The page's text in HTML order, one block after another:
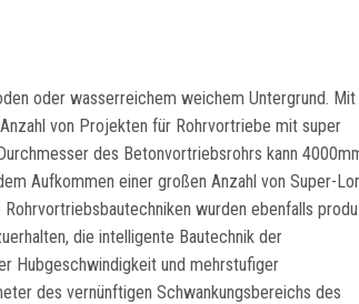
oder wasserreichem weichem Untergrund.
von Projekten für Rohrvortriebe mit super
des Betonvortriebsrohrs kann
Aufkommen einer großen Anzahl von Super-
wurden ebenfalls
die intelligente Bautechnik der
Hubgeschwindigkeit und mehrstufiger
des vernünftigen Schwankungsbereichs des